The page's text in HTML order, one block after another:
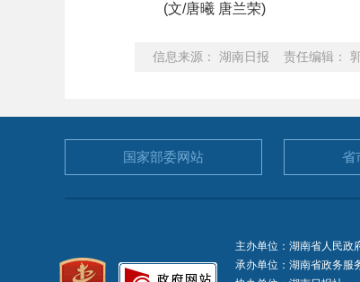
(文/唐曦 唐兰荣)
信息来源： 湖南日报 责任编辑：
国家部委网站 省
主办单位：湖南省人民政
承办单位：湖南省政务服